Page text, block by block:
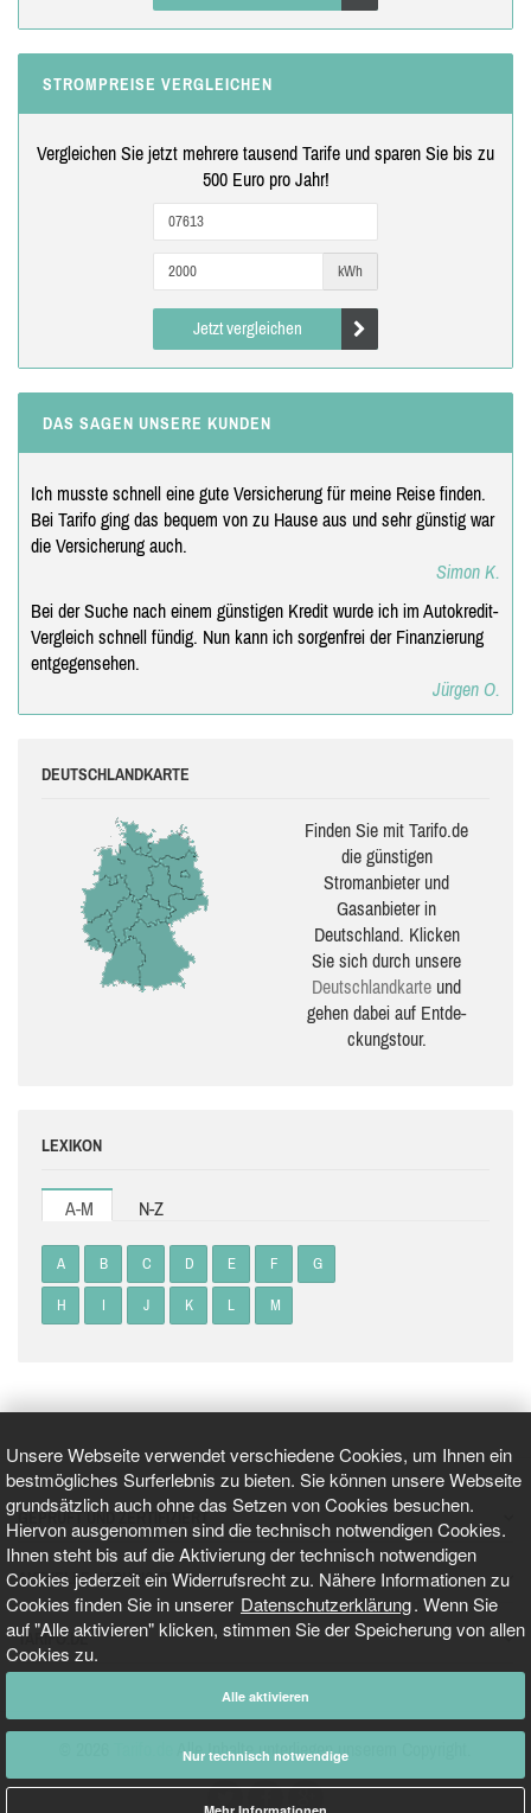
Unsere Webseite verwendet verschiedene Cookies, um Ihnen ein
bestmögliches Surferlebnis zu bieten. Sie können unsere Webseite
grundsätzlich auch ohne das Setzen von Cookies besuchen.
Hiervon ausgenommen sind die technisch notwendigen Cookies.
Ihnen steht bis auf die Aktivierung der technisch notwendigen
Cookies jederzeit ein Widerrufsrecht zu. Nähere Informationen zu
Cookies finden Sie in unserer Datenschutzerklärung. Wenn Sie
auf "Alle aktivieren" klicken, stimmen Sie der Speicherung von allen
Cookies zu.
Alle aktivieren
Nur technisch notwendige
STROMPREISE VERGLEICHEN
Vergleichen Sie jetzt mehrere tausend Tarife und sparen Sie bis zu
500 Euro pro Jahr!
kWh
Jetzt vergleichen
DAS SAGEN UNSERE KUNDEN
Ich musste schnell eine gute Versicherung für meine Reise finden.
Bei Tarifo ging das bequem von zu Hause aus und sehr günstig war
die Versicherung auch.
Simon K.
Bei der Suche nach einem günstigen Kredit wurde ich im Autokredit-
Vergleich schnell fündig. Nun kann ich sorgenfrei der Finanzierung
entgegensehen.
Jürgen O.
DEUTSCHLANDKARTE
Finden Sie mit Tarifo.de
die güns­ti­gen
Stromanbieter und
Gasanbieter in
Deutschland. Klicken
Sie sich durch unsere
Deutsch­land­karte und
gehen dabei auf Ent­de­
ckungs­tour.
LEXIKON
A-M N-Z
A B C D E F G
H I J K L M
GEPRÜFT UND ZERTIFIZIERT
AKTUELLE NACHRICHTEN
TARIFO.DE
Alle Inhalte unterliegen unserem Copyright.